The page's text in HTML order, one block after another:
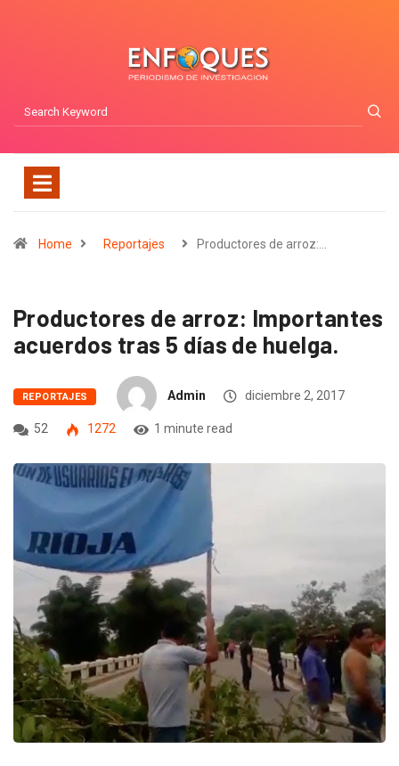
Home Reportajes Productores de arroz:…
Productores de arroz: Importantes
acuerdos tras 5 días de huelga.
REPORTAJES Admin diciembre 2, 2017
52 1272 1 minute read